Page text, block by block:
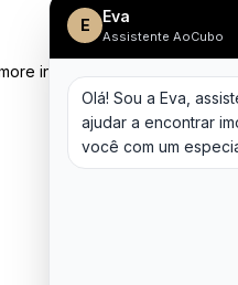
information)
E Eva
Assistente AoCubo
Olá! Sou a Eva,
ajudar a encontrar
você com um